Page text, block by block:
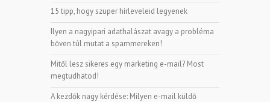
15 tipp, hogy szuper hírleveleid legyenek
Ilyen a nagyipari adathalászat avagy a probléma
bőven túl mutat a spammereken!
Mitől lesz sikeres egy marketing e-mail? Most
megtudhatod!
A kezdők nagy kérdése: Milyen e-mail küldő